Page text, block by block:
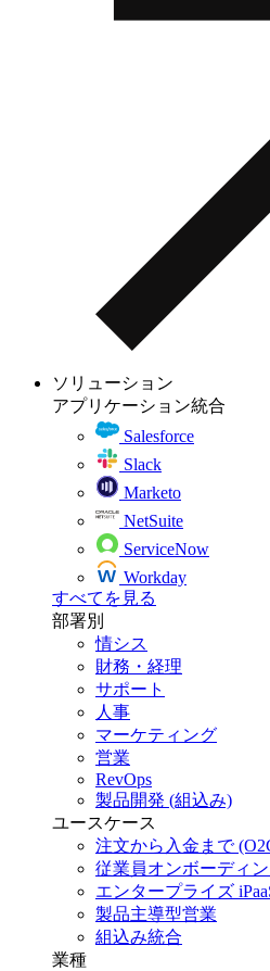
ソリューション
アプリケーション統合
Salesforce
Slack
Marketo
NetSuite
ServiceNow
Workday
すべてを見る
部署別
情シス
財務・経理
サポート
人事
マーケティング
営業
RevOps
製品開発 (組込み)
ユースケース
注文から入金まで
従業員オンボーディ
エンタープライズ
製品主導型営業
組込み統合
業種